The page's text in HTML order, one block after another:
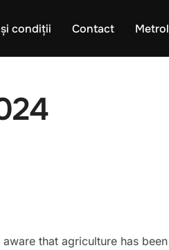
condiții Contact
that agriculture has